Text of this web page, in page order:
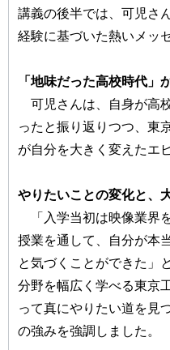
講義の後半では、可児さ
経験に基づいた熱いメッ
「地味だった高校時代」
可児さんは、自身が高
ったと振り返りつつ、東
が自分を大きく変えたエ
やりたいことの変化と、
「入学当初は映像業界
授業を通して、自分が本
と気づくことができた」
分野を幅広く学べる東京
って真にやりたい道を見
の強みを強調しました。